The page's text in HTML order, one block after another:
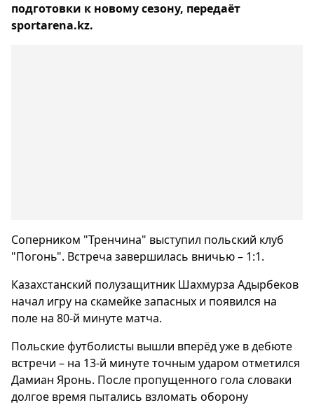
подготовки к новому сезону, передаёт
sportarena.kz.
Соперником "Тренчина" выступил польский клуб
"Погонь". Встреча завершилась вничью – 1:1.
Казахстанский полузащитник Шахмурза Адырбеков
начал игру на скамейке запасных и появился на
поле на 80-й минуте матча.
Польские футболисты вышли вперёд уже в дебюте
встречи – на 13-й минуте точным ударом отметился
Дамиан Яронь. После пропущенного гола словаки
долгое время пытались взломать оборону